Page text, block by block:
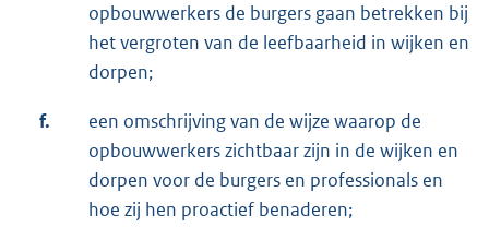
opbouwwerkers de burgers gaan betrekken bij
het vergroten van de leefbaarheid in wijken en
dorpen;
f.
een omschrijving van de wijze waarop de
opbouwwerkers zichtbaar zijn in de wijken en
dorpen voor de burgers en professionals en
hoe zij hen proactief benaderen;